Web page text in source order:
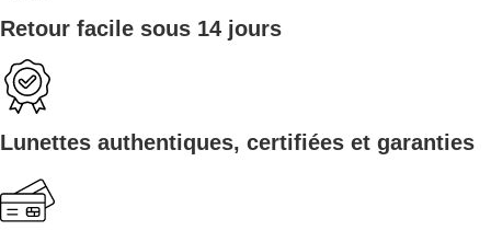
Retour facile sous 14 jours
Lunettes authentiques, certifiées et garanties